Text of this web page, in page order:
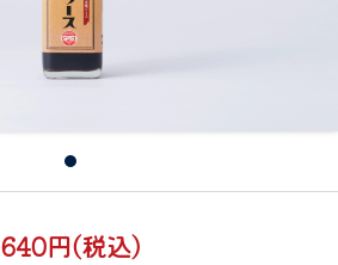
640円(税込)